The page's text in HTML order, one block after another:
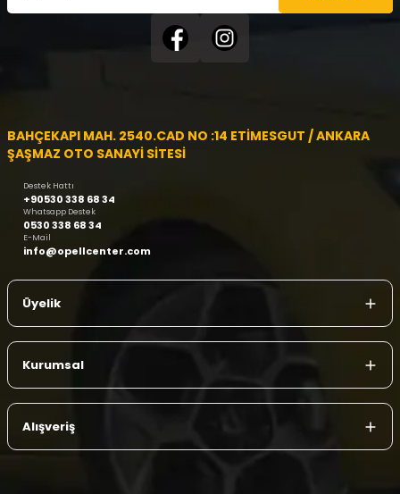
BAHÇEKAPI MAH. 2540.CAD NO :14 ETİMESGUT / ANKARA
ŞAŞMAZ OTO SANAYİ SİTESİ
Destek Hattı
+90530 338 68 34
Whatsapp Destek
0530 338 68 34
E-Mail
info@opellcenter.com
Üyelik
Kurumsal
Alışveriş